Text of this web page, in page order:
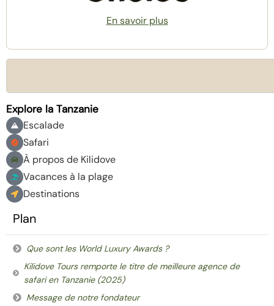
Plan
Que sont les World Luxury Awards ?
Kilidove Tours remporte le titre de meilleure agence de
safari en Tanzanie (2025)
Message de notre fondateur
En savoir plus
Explore la Tanzanie
Escalade
Safari
À propos de Kilidove
Vacances à la plage
Destinations